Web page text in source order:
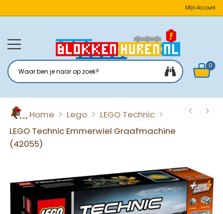
Mijn Account
0
Home > Lego > LEGO Technic >
LEGO Technic Emmerwiel Graafmachine
(42055)